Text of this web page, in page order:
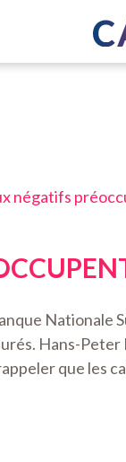
négatifs
Nationale
Hans-
que les